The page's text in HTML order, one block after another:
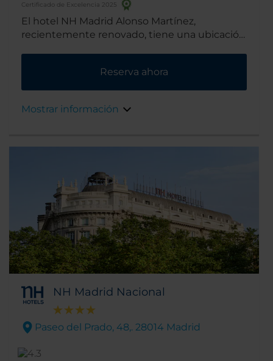
Certificado de Excelencia 2025
El hotel NH Madrid Alonso Martínez,
recientemente renovado, tiene una ubicación
y restaurantes. y algunas de las principales
calles comerciales de Madrid. El edificio del
1919.
Reserva ahora
Mostrar información
NH Madrid Nacional
Paseo del Prado, 48,. 28014 Madrid